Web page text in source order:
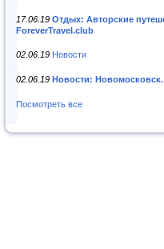
17.06.19 Отдых: Авторские
ForeverTravel.club
02.06.19 Новости
02.06.19 Новости: Новомосковск.
Посмотреть все